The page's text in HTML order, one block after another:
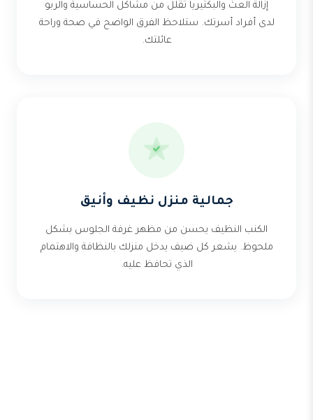
إزالة العث والبكتيريا تقلل من مشاكل الحساسية والربو
لدى أفراد أسرتك. ستلاحظ الفرق الواضح في صحة وراحة
عائلتك.
جمالية منزل نظيف وأنيق
الكنب النظيف يحسن من مظهر غرفة الجلوس بشكل
ملحوظ. يشعر كل ضيف يدخل منزلك بالنظافة والاهتمام
الذي تحافظ عليه.